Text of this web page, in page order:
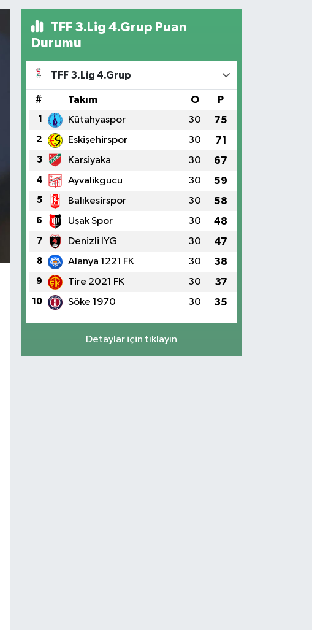
TFF 3.Lig 4.Grup Puan
Durumu
TFF 3.Lig 4.Grup
# Takım O P
1 Kütahyaspor 30 75
2 Eskişehirspor 30 71
3 Karsiyaka 30 67
4 Ayvalikgucu 30 59
5 Balıkesirspor 30 58
6 Uşak Spor 30 48
7 Denizli İYG 30 47
8 Alanya 1221 FK 30 38
9 Tire 2021 FK 30 37
10 Söke 1970 30 35
Detaylar için tıklayın